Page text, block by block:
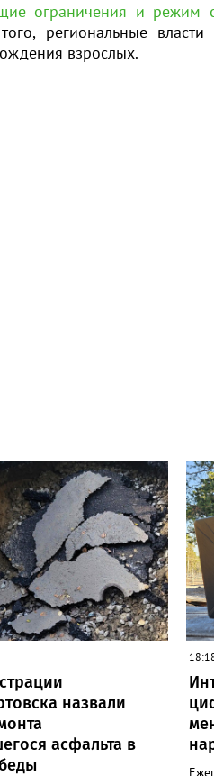
ограничения и режим
региональные
взрослых.
назвали
асфальта в